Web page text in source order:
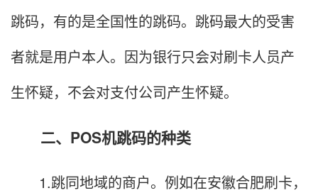
跳码，有的是全国性的跳码。跳码最大的受害
者就是用户本人。因为银行只会对刷卡人员产
生怀疑，不会对支付公司产生怀疑。
二、POS机跳码的种类
1.跳同地域的商户。例如在安徽合肥刷卡，